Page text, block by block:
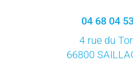
04 68 04
4 rue du
66800